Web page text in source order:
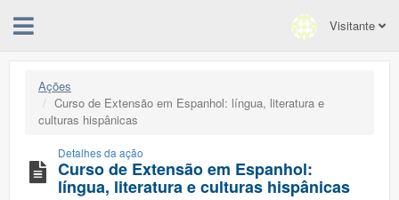
Visitante
Ações
Curso de Extensão em Espanhol: língua, literatura e
culturas hispânicas
Detalhes da ação
Curso de Extensão em Espanhol:
língua, literatura e culturas hispânicas